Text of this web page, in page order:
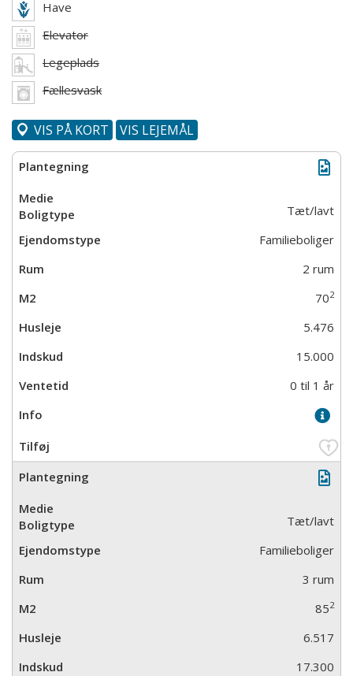
Have
Elevator
Legeplads
Fællesvask
VIS PÅ KORT VIS LEJEMÅL
Tæt/lavt
Familieboliger
2 rum
702
5.476
15.000
0 til 1 år
Tæt/lavt
Familieboliger
3 rum
852
6.517
17.300